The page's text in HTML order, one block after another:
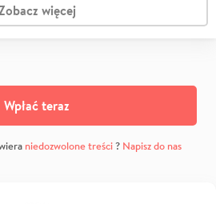
więcej
Wpłać teraz
niedozwolone treści? Napisz do nas